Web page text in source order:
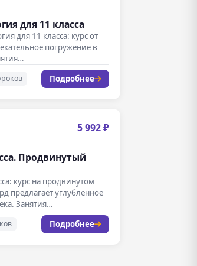
для 11 класса
для 11 класса: курс от
погружение в
Подробнее
5 992 ₽
Продвинутый
курс на продвинутом
предлагает углубленное
Занятия…
Подробнее